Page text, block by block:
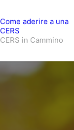
Come aderire a una
CERS
CERS in Cammino